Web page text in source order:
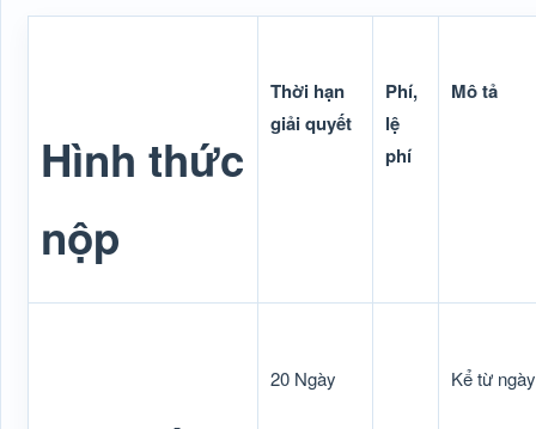
Hình thức
nộp
Thời hạn
giải quyết
Phí,
lệ
phí
Mô tả
20 Ngày Kể từ